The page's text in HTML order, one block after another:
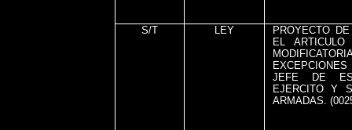
S/T LEY
PROYECTO
EL
JEFE DE
EJERCITO Y
ARMADAS.